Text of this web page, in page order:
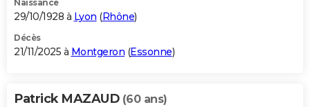
Naissance
29/10/1928 à Lyon (Rhône)
Décès
21/11/2025 à Montgeron (Essonne)
Patrick MAZAUD (60 ans)